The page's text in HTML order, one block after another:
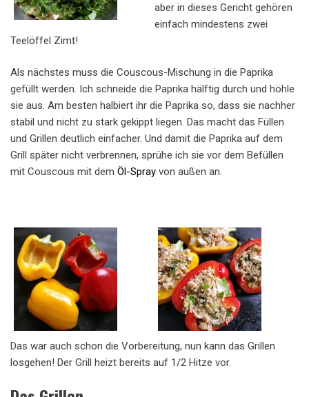
aber in dieses Gericht gehören
einfach mindestens zwei
Teelöffel Zimt!
Als nächstes muss die Couscous-Mischung in die Paprika
gefüllt werden. Ich schneide die Paprika hälftig durch und höhle
sie aus. Am besten halbiert ihr die Paprika so, dass sie nachher
stabil und nicht zu stark gekippt liegen. Das macht das Füllen
und Grillen deutlich einfacher. Und damit die Paprika auf dem
Grill später nicht verbrennen, sprühe ich sie vor dem Befüllen
mit Couscous mit dem Öl-Spray von außen an.
Das war auch schon die Vorbereitung, nun kann das Grillen
losgehen! Der Grill heizt bereits auf 1/2 Hitze vor.